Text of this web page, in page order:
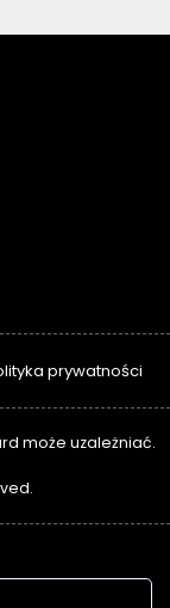
prywatności
może uzależniać.